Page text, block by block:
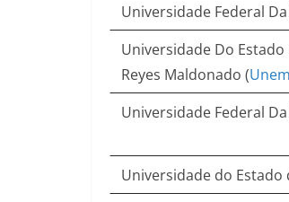
Universidade Federal
Universidade Do
Reyes Maldonado (
Universidade Federal
Universidade do Estado